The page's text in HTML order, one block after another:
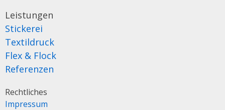
Leistungen
Stickerei
Textildruck
Flex & Flock
Referenzen
Rechtliches
Impressum